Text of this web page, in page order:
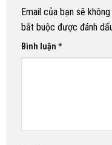
Email của bạn sẽ
bắt buộc được đánh
Bình luận *